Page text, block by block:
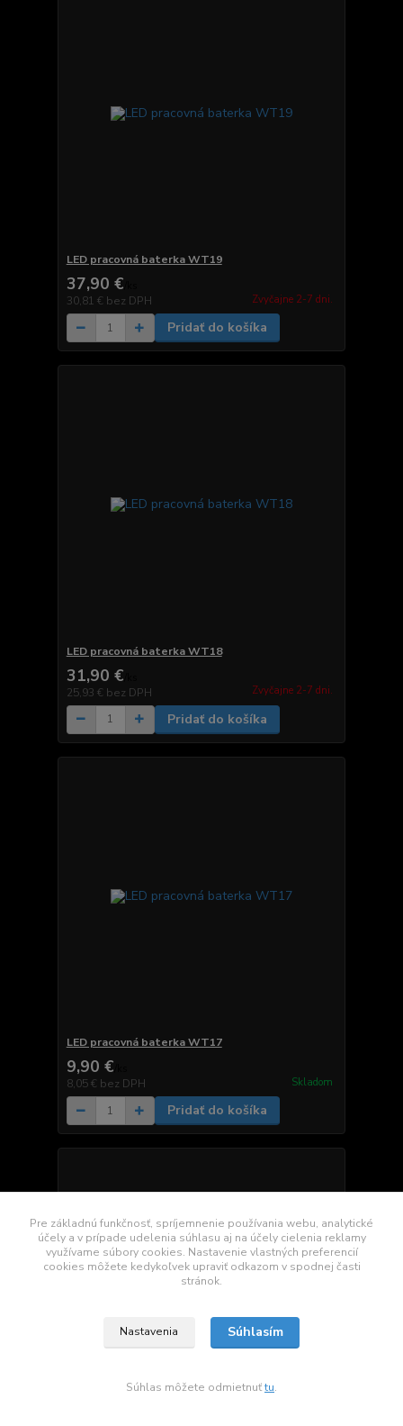
LED pracovná baterka WT19
37,90 €
30,81 € bez DPH Zvyčajne 2-7 dni.
Pridať do košíka
LED pracovná baterka WT18
31,90 €
25,93 € bez DPH Zvyčajne 2-7 dni.
Pridať do košíka
LED pracovná baterka WT17
9,90 €
8,05 € bez DPH Skladom
Pridať do košíka
Pre základnú funkčnosť, spríjemnenie používania webu, analytické
účely a v prípade udelenia súhlasu aj na účely cielenia reklamy
využívame súbory cookies. Nastavenie vlastných preferencií
cookies môžete kedykoľvek upraviť odkazom v spodnej časti
stránok.
Nastavenia Súhlasím
Súhlas môžete odmietnuťtu.